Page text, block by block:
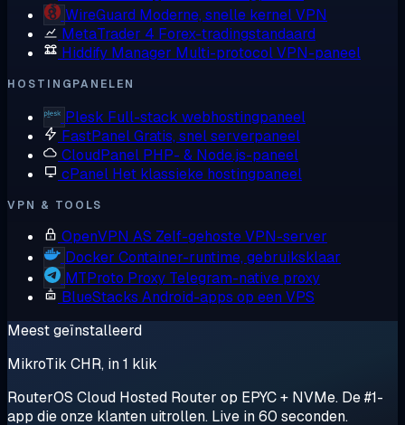
WireGuard Moderne, snelle kernel VPN
MetaTrader 4 Forex-tradingstandaard
Hiddify Manager Multi-protocol VPN-paneel
HOSTINGPANELEN
Plesk Full-stack webhostingpaneel
FastPanelGratis, snel serverpaneel
CloudPanel PHP- & Node.js-paneel
cPanel Het klassieke hostingpaneel
VPN & TOOLS
OpenVPN AS Zelf-gehoste VPN-server
Docker Container-runtime, gebruiksklaar
MTProto Proxy Telegram-native proxy
BlueStacks Android-apps op een VPS
Meest geïnstalleerd
MikroTik CHR, in 1 klik
RouterOS Cloud Hosted Router op EPYC + NVMe. De #1-
app die onze klanten uitrollen. Live in 60 seconden.